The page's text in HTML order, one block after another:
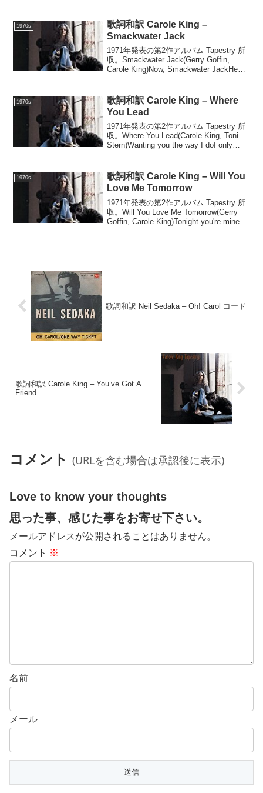
1970s
歌詞和訳 Carole King –
Smackwater Jack
1971年発表の第2作アルバム Tapestry 所
収。Smackwater Jack(Gerry Goffin,
Carole King)Now, Smackwater JackHe
1970s
歌詞和訳 Carole King – Where
You Lead
1971年発表の第2作アルバム Tapestry 所
収。Where You Lead(Carole King, Toni
Stern)Wanting you the way I doI only
1970s
歌詞和訳 Carole King – Will You
Love Me Tomorrow
1971年発表の第2作アルバム Tapestry 所
収。Will You Love Me Tomorrow(Gerry
Goffin, Carole King)Tonight you're mine
歌詞和訳 Neil Sedaka – Oh! Carol コード
歌詞和訳 Carole King – You’ve Got A
Friend
コメント (URLを含む場合は承認後に表示)
Love to know your thoughts
思った事、感じた事をお寄せ下さい。
メールアドレスが公開されることはありません。
コメント ※
名前
メール